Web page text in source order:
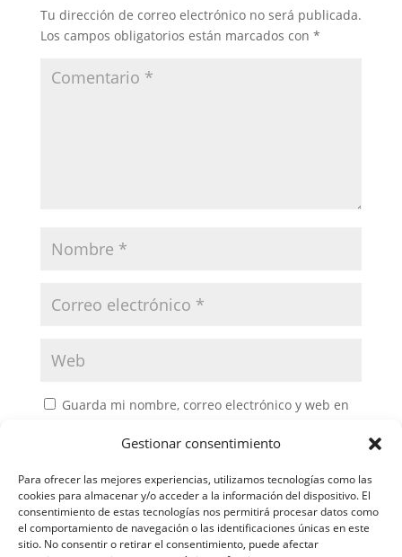
Gestionar consentimiento
Para ofrecer las mejores experiencias, utilizamos tecnologías como las
cookies para almacenar y/o acceder a la información del dispositivo. El
consentimiento de estas tecnologías nos permitirá procesar datos como
el comportamiento de navegación o las identificaciones únicas en este
sitio. No consentir o retirar el consentimiento, puede afectar
Tu dirección de correo electrónico no será publicada.
Los campos obligatorios están marcados con *
Guarda mi nombre, correo electrónico y web en